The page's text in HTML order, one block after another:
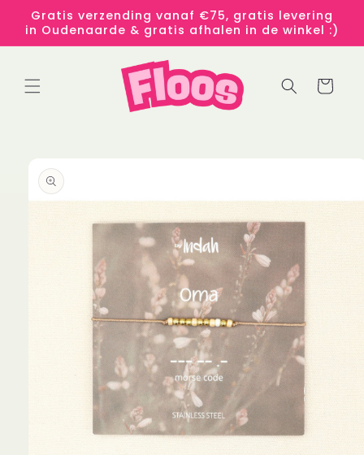
naar de
content
Gratis verzending vanaf €75, gratis levering
in Oudenaarde & gratis afhalen in de winkel :)
Winkelwagen